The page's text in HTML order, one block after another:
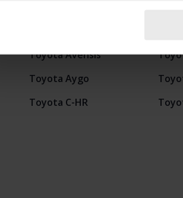
Toyota Avensis
Toyota Aygo
Toyota C-HR